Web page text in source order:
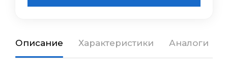
Описание Характеристики Аналоги